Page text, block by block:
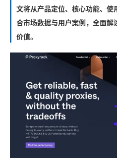
文将从产品定位、核心功能、
合市场数据与用户案例，全面
价值。